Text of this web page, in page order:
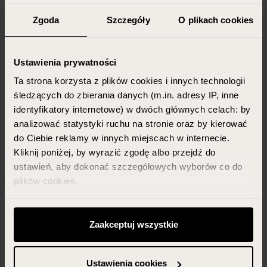
Zgoda Szczegóły O plikach cookies
Ustawienia prywatności
Ta strona korzysta z plików cookies i innych technologii
śledzących do zbierania danych (m.in. adresy IP, inne
identyfikatory internetowe) w dwóch głównych celach: by
analizować statystyki ruchu na stronie oraz by kierować
do Ciebie reklamy w innych miejscach w internecie.
Kliknij poniżej, by wyrazić zgodę albo przejdź do
ustawień, aby dokonać szczegółowych wyborów co do
plików cookies.
Możesz zawsze zarządzać swoimi zgodami (w tym
odwołać te, których udzieliłeś wcześniej) klikając w
przycisk „Ustawienia cookies” widoczny na samym dole
Zaakceptuj wszystkie
Ustawienia cookies
DODAJ DO KOSZYKA
Spray do włosów to niezastąpiony element w
codziennej pielęgnacji i stylizacji włosów. W sklepie
internetowym Vis Plantis znajdziesz szeroką gamę
produktów, które nie tylko ułatwią rozczesywanie
włosów, ale także zapewnią im ochronę przed wysoką
temperaturą i czynnikami zewnętrznymi.
WIĘCEJ
Newsletter
Zapisz się, potwierdź